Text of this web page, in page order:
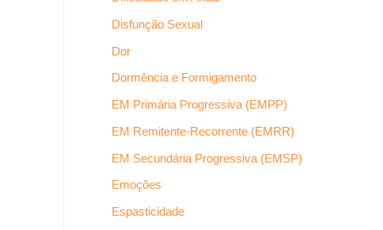
Disfunção Sexual
Dor
Dormência e Formigamento
EM Primária Progressiva (EMPP)
EM Remitente-Recorrente (EMRR)
EM Secundária Progressiva (EMSP)
Emoções
Espasticidade